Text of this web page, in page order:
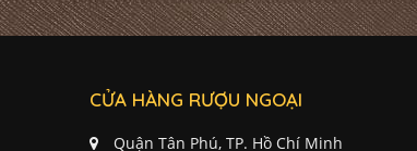
CỬA HÀNG RƯỢU NGOẠI
Quận Tân Phú, TP. Hồ Chí Minh